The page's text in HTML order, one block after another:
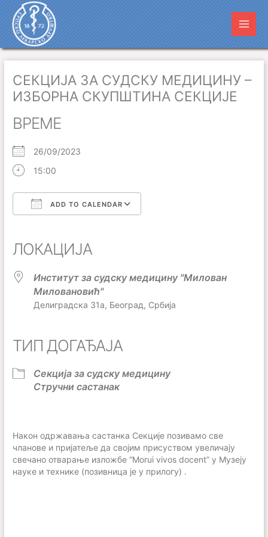
Пређи
садржај
Main
СЕКЦИЈА ЗА СУДСКУ МЕДИЦИНУ –
ИЗБОРНА СКУПШТИНА СЕКЦИЈЕ
ВРЕМЕ
26/09/2023
15:00
ADD TO CALENDAR
ЛОКАЦИЈА
Институт за судску медицину "Милован
Миловановић"
Делиградска 31а, Београд, Србија
ТИП ДОГАЂАЈА
Секција за судску медицину
Стручни састанак
Након одржавања састанка Секције позивамо све
чланове и пријатеље да својим присуством увеличају
свечано отварање изложбе “Morui vivos docent” у Музеју
науке и технике (позивница је у прилогу) .